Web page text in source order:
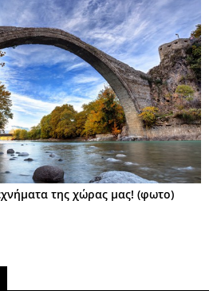
της χώρας μας! (φωτο)